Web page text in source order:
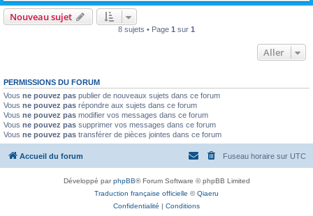
Nouveau sujet
8 sujets • Page 1 sur 1
Aller
PERMISSIONS DU FORUM
Vous ne pouvez pas publier de nouveaux sujets dans ce forum
Vous ne pouvez pas répondre aux sujets dans ce forum
Vous ne pouvez pas modifier vos messages dans ce forum
Vous ne pouvez pas supprimer vos messages dans ce forum
Vous ne pouvez pas transférer de pièces jointes dans ce forum
Accueil du forum Fuseau horaire sur UTC
Développé parphpBB® Forum Software © phpBB Limited
Traduction française officielle ©Qiaeru
Confidentialité | Conditions